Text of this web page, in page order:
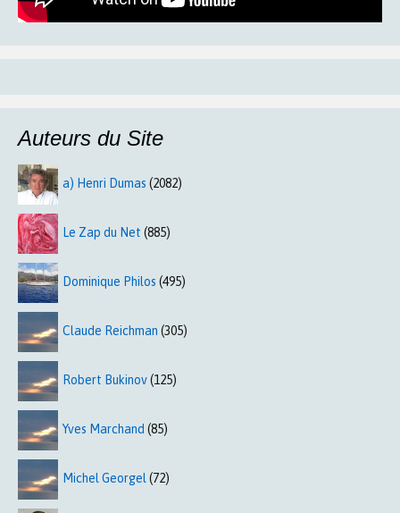
Auteurs du Site
a) Henri Dumas (2082)
Le Zap du Net (885)
Dominique Philos (495)
Claude Reichman (305)
Robert Bukinov(125)
Yves Marchand (85)
Michel Georgel (72)